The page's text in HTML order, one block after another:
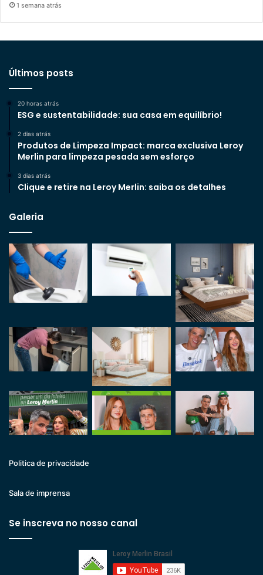
1 semana atrás
Últimos posts
20 horas atrás
ESG e sustentabilidade: sua casa em equilíbrio!
2 dias atrás
Produtos de Limpeza Impact: marca exclusiva Leroy
Merlin para limpeza pesada sem esforço
3 dias atrás
Clique e retire na Leroy Merlin: saiba os detalhes
Galeria
Politica de privacidade
Sala de imprensa
Se inscreva no nosso canal